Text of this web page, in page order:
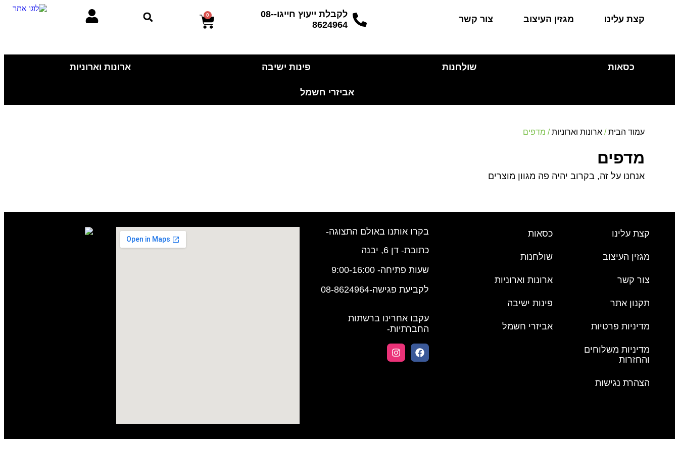
קצת עלינו מגזין העיצוב צור קשר
לקבלת ייעוץ חייגו-08-
8624964
0
כסאות שולחנות פינות ישיבה ארונות וארוניות
אביזרי חשמל
עמוד הבית/ ארונות וארוניות/ מדפים
מדפים
אנחנו על זה, בקרוב יהיה פה מגוון מוצרים
קצת עלינו
מגזין העיצוב
צור קשר
תקנון אתר
מדיניות פרטיות
מדיניות משלוחים
והחזרות
הצהרת נגישות
כסאות
שולחנות
ארונות וארוניות
פינות ישיבה
אביזרי חשמל
בקרו אותנו באולם התצוגה-
כתובת- דן 6, יבנה
שעות פתיחה- 9:00-16:00
לקביעת פגישה-08-8624964
עקבו אחרינו ברשתות
החברתיות-